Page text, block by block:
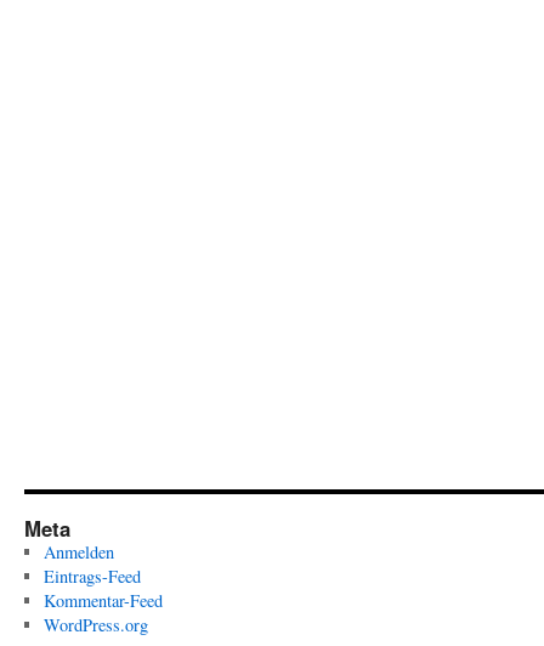
Meta
Anmelden
Eintrags-Feed
Kommentar-Feed
WordPress.org